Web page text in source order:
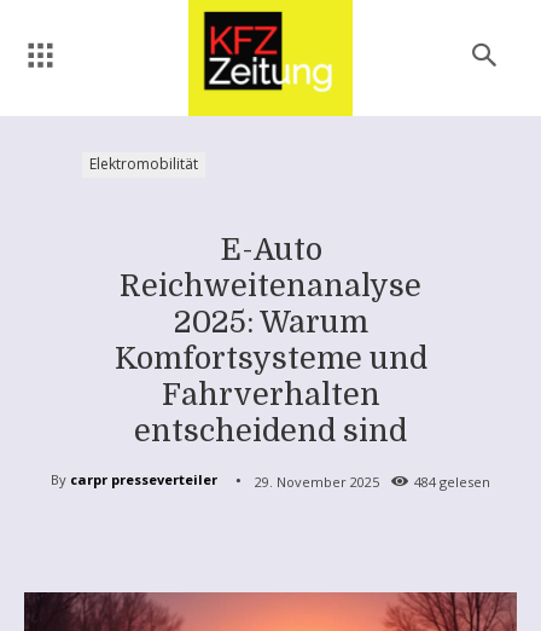
Elektromobilität
E-Auto
Reichweitenanalyse
2025: Warum
Komfortsysteme und
Fahrverhalten
entscheidend sind
By carpr presseverteiler 29. November 2025 484 gelesen